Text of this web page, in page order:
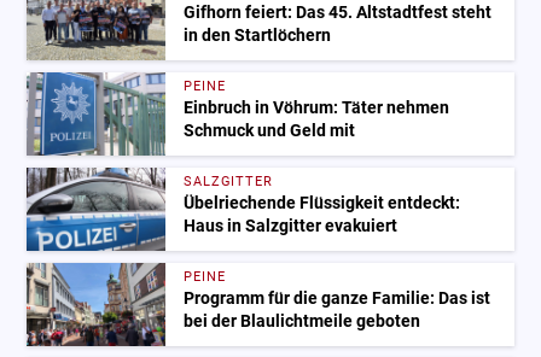
Gifhorn feiert: Das 45. Altstadtfest steht
in den Startlöchern
PEINE
Einbruch in Vöhrum: Täter nehmen
Schmuck und Geld mit
SALZGITTER
Übelriechende Flüssigkeit entdeckt:
Haus in Salzgitter evakuiert
PEINE
Programm für die ganze Familie: Das ist
bei der Blaulichtmeile geboten